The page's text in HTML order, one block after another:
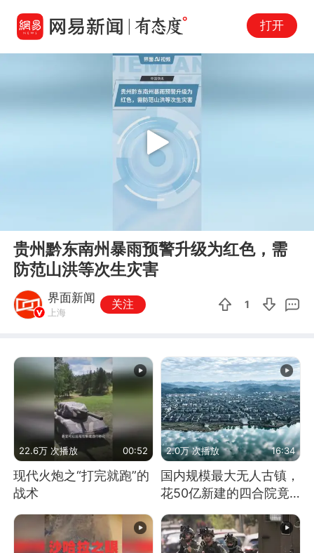
打开
Play
贵州黔东南州暴雨预警升级为红色，需
防范山洪等次生灾害
界面新闻
上海
关注 1
22.6万 次播放 00:52
现代火炮之“打完就跑”的
战术
2.0万 次播放 16:34
国内规模最大无人古镇，
花50亿新建的四合院竟
没人住，发生了啥